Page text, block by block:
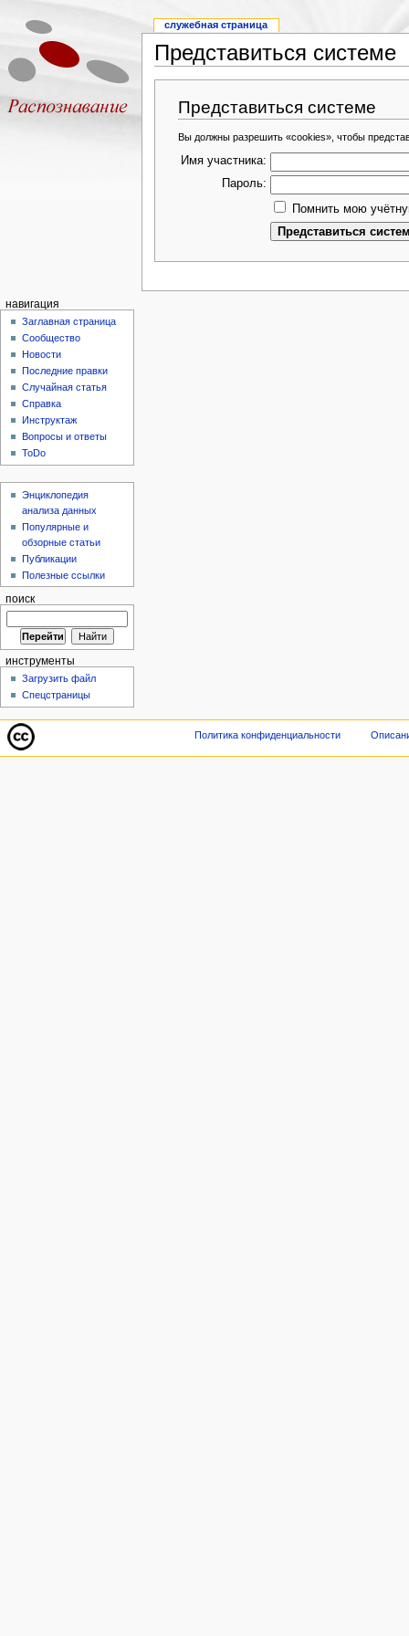
Представиться системе
Представиться системе
Вы должны разрешить «cookies», чтобы
Имя участника:
Пароль:
Помнить мою
служебная страница
навигация
Заглавная страница
Сообщество
Новости
Последние правки
Случайная статья
Справка
Инструктаж
Вопросы и ответы
ToDo
Энциклопедия
анализа данных
Популярные и
обзорные статьи
Публикации
Полезные ссылки
поиск
инструменты
Загрузить файл
Спецстраницы
Политика конфиденциальности